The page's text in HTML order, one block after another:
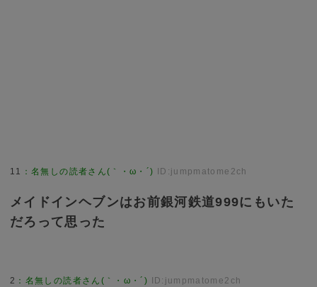
11 ：名無しの読者さん(｀・ω・´) ID:jumpmatome2ch
メイドインヘブンはお前銀河鉄道999にもいた
だろって思った
2 ： 名無しの読者さん(｀・ω・´) ID:jumpmatome2ch